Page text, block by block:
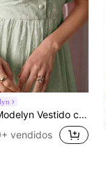
Vestido con cuello en V, mangas abullonadas, jacquard y botones delanteros
vendidos